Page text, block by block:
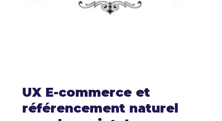
UX E-commerce et
référencement naturel